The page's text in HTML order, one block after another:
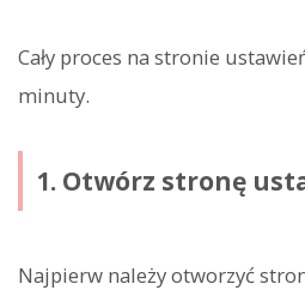
Cały proces na stronie
minuty.
1. Otwórz stronę
Najpierw należy otworzyć